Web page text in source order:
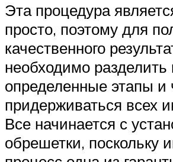
Эта процедура
просто, поэтому для
качественного
необходимо разделить
определенные этапы и
придерживаться всех
Все начинается с
обрешетки, поскольку